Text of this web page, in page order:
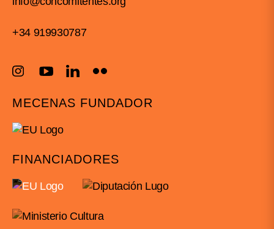
+34 919930787
MECENAS FUNDADOR
FINANCIADORES